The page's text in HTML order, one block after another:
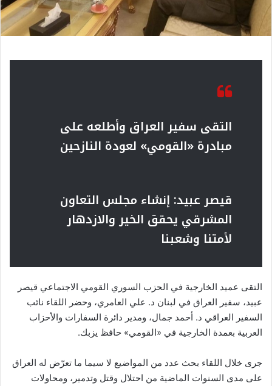
التقى سفير العراق وأطلعه على
مبادرة «القومي» لعودة النازحين
قيصر عبيد: إنشاء مجلس التعاون
المشرقي يحقق الخير والازدهار
لأمتنا وشعبنا
التقى عميد الخارجية في الحزب السوري القومي الاجتماعي قيصر
عبيد، سفير العراق في لبنان د. علي العامري، وحضر اللقاء نائب
السفير العراقي د. أحمد جمال، ومدير دائرة السفارات والأحزاب
العربية بعمدة الخارجية في «القومي» حافظ يزبك.
جرى خلال اللقاء بحث عدد من المواضيع لا سيما ما تعرّض له العراق
على مدى السنوات الماضية من احتلال وقتل وتدمير، ومحاولات